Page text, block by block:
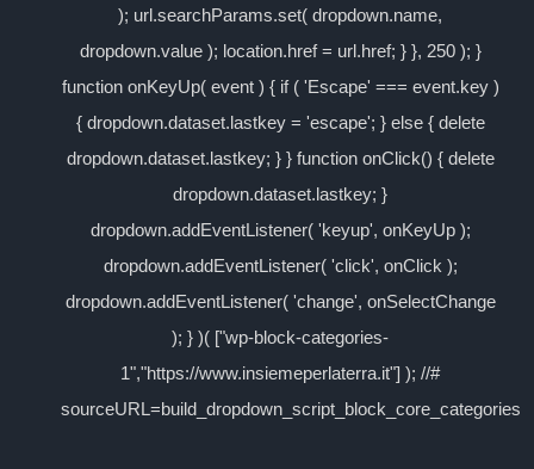
); url.searchParams.set( dropdown.name,
dropdown.value ); location.href = url.href; } }, 250 ); }
function onKeyUp( event ) { if ( 'Escape' === event.key )
{ dropdown.dataset.lastkey = 'escape'; } else { delete
dropdown.dataset.lastkey; } } function onClick() { delete
dropdown.dataset.lastkey; }
dropdown.addEventListener( 'keyup', onKeyUp );
dropdown.addEventListener( 'click', onClick );
dropdown.addEventListener( 'change', onSelectChange
); } )( ["wp-block-categories-
1","https://www.insiemeperlaterra.it"] ); //#
sourceURL=build_dropdown_script_block_core_categories